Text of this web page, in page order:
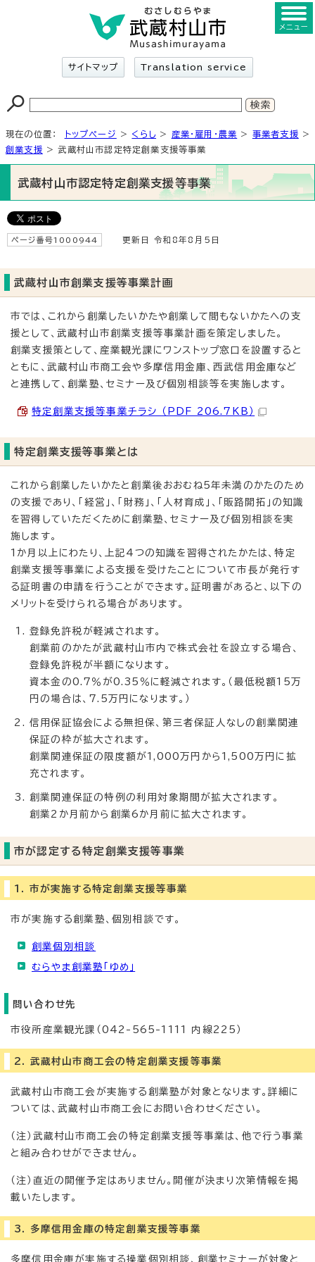
サイトマップ Translation service
メニュー
現在の位置： トップページ > くらし > 産業・雇用・農業 > 事業者支援 >
創業支援 > 武蔵村山市認定特定創業支援等事業
武蔵村山市認定特定創業支援等事業
ページ番号1000944 更新日 令和8年8月5日
武蔵村山市創業支援等事業計画
市では、これから創業したいかたや創業して間もないかたへの支
援として、武蔵村山市創業支援等事業計画を策定しました。
創業支援策として、産業観光課にワンストップ窓口を設置すると
ともに、武蔵村山市商工会や多摩信用金庫、西武信用金庫など
と連携して、創業塾、セミナー及び個別相談等を実施します。
特定創業支援等事業チラシ （PDF 206.7KB）
特定創業支援等事業とは
これから創業したいかたと創業後おおむね5年未満のかたのため
の支援であり、「経営」、「財務」、「人材育成」、「販路開拓」の知識
を習得していただくために創業塾、セミナー及び個別相談を実
施します。
1か月以上にわたり、上記4つの知識を習得されたかたは、特定
創業支援等事業による支援を受けたことについて市長が発行す
る証明書の申請を行うことができます。証明書があると、以下の
メリットを受けられる場合があります。
登録免許税が軽減されます。
創業前のかたが武蔵村山市内で株式会社を設立する場合、
登録免許税が半額になります。
資本金の0.7％が0.35％に軽減されます。（最低税額15万
円の場合は、7.5万円になります。）
信用保証協会による無担保、第三者保証人なしの創業関連
保証の枠が拡大されます。
創業関連保証の限度額が1,000万円から1,500万円に拡
充されます。
創業関連保証の特例の利用対象期間が拡大されます。
創業2か月前から創業6か月前に拡大されます。
市が認定する特定創業支援等事業
1. 市が実施する特定創業支援等事業
市が実施する創業塾、個別相談です。
創業個別相談
むらやま創業塾「ゆめ」
問い合わせ先
市役所産業観光課（042-565-1111 内線225）
2. 武蔵村山市商工会の特定創業支援等事業
武蔵村山市商工会が実施する創業塾が対象となります。詳細に
ついては、武蔵村山市商工会にお問い合わせください。
（注）武蔵村山市商工会の特定創業支援等事業は、他で行う事業
と組み合わせができません。
（注）直近の開催予定はありません。開催が決まり次第情報を掲
載いたします。
3. 多摩信用金庫の特定創業支援等事業
多摩信用金庫が実施する操業個別相談、創業セミナーが対象と